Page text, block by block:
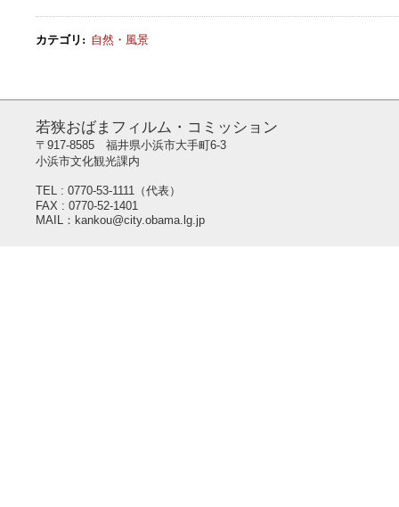
カテゴリ: 自然・風景
若狭おばまフィルム・コミッション
〒917-8585 福井県小浜市大手町6-3
小浜市文化観光課内
TEL : 0770-53-1111（代表）
FAX : 0770-52-1401
MAIL：kankou@city.obama.lg.jp